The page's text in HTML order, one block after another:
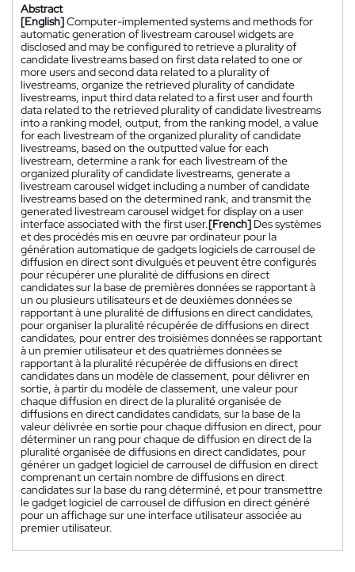
Abstract
[English]Computer-implemented systems and methods for
automatic generation of livestream carousel widgets are
disclosed and may be configured to retrieve a plurality of
candidate livestreams based on first data related to one or
more users and second data related to a plurality of
livestreams, organize the retrieved plurality of candidate
livestreams, input third data related to a first user and fourth
data related to the retrieved plurality of candidate livestreams
into a ranking model, output, from the ranking model, a value
for each livestream of the organized plurality of candidate
livestreams, based on the outputted value for each
livestream, determine a rank for each livestream of the
organized plurality of candidate livestreams, generate a
livestream carousel widget including a number of candidate
livestreams based on the determined rank, and transmit the
generated livestream carousel widget for display on a user
interface associated with the first user.[French] Des systèmes
et des procédés mis en œuvre par ordinateur pour la
génération automatique de gadgets logiciels de carrousel de
diffusion en direct sont divulgués et peuvent être configurés
pour récupérer une pluralité de diffusions en direct
candidates sur la base de premières données se rapportant à
un ou plusieurs utilisateurs et de deuxièmes données se
rapportant à une pluralité de diffusions en direct candidates,
pour organiser la pluralité récupérée de diffusions en direct
candidates, pour entrer des troisièmes données se rapportant
à un premier utilisateur et des quatrièmes données se
rapportant à la pluralité récupérée de diffusions en direct
candidates dans un modèle de classement, pour délivrer en
sortie, à partir du modèle de classement, une valeur pour
chaque diffusion en direct de la pluralité organisée de
diffusions en direct candidates candidats, sur la base de la
valeur délivrée en sortie pour chaque diffusion en direct, pour
déterminer un rang pour chaque de diffusion en direct de la
pluralité organisée de diffusions en direct candidates, pour
générer un gadget logiciel de carrousel de diffusion en direct
comprenant un certain nombre de diffusions en direct
candidates sur la base du rang déterminé, et pour transmettre
le gadget logiciel de carrousel de diffusion en direct généré
pour un affichage sur une interface utilisateur associée au
premier utilisateur.